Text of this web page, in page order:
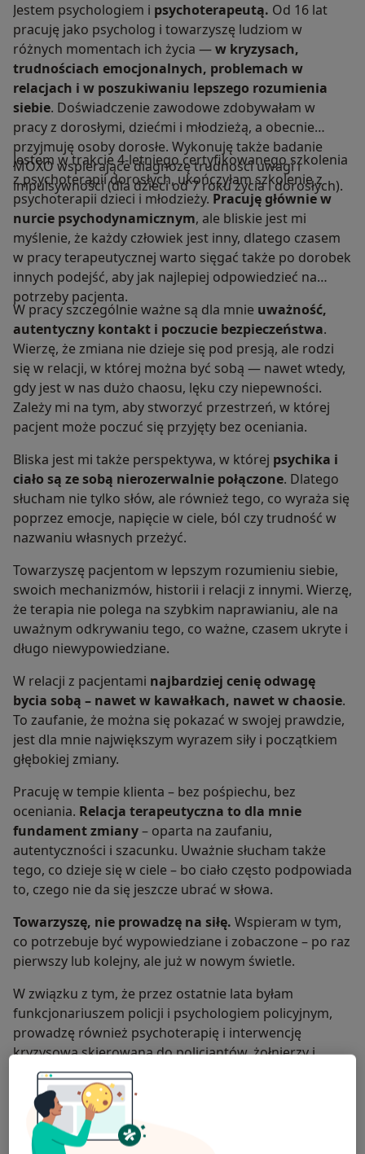
Jestem psychologiem i psychoterapeutą. Od 16 lat
pracuję jako psycholog i towarzyszę ludziom w
różnych momentach ich życia —w kryzysach,
trudnościach emocjonalnych, problemach w
relacjach i w poszukiwaniu lepszego rozumienia
siebie. Doświadczenie zawodowe zdobywałam w
pracy z dorosłymi, dziećmi i młodzieżą, a obecnie
przyjmuję osoby dorosłe. Wykonuję także badanie
MOXO wspierające diagnozę trudności uwagi i
impulsywności (dla dzieci od 7 roku życia i dorosłych).
Jestem w trakcie 4-letniego certyfikowanego szkolenia
z psychoterapii dorosłych, ukończyłam szkolenie z
psychoterapii dzieci i młodzieży. Pracuję głównie w
nurcie psychodynamicznym, ale bliskie jest mi
myślenie, że każdy człowiek jest inny, dlatego czasem
w pracy terapeutycznej warto sięgać także po dorobek
innych podejść, aby jak najlepiej odpowiedzieć na
potrzeby pacjenta.
W pracy szczególnie ważne są dla mnie uważność,
autentyczny kontakt i poczucie bezpieczeństwa.
Wierzę, że zmiana nie dzieje się pod presją, ale rodzi
się w relacji, w której można być sobą — nawet wtedy,
gdy jest w nas dużo chaosu, lęku czy niepewności.
Zależy mi na tym, aby stworzyć przestrzeń, w której
pacjent może poczuć się przyjęty bez oceniania.
Bliska jest mi także perspektywa, w której psychika i
ciało są ze sobą nierozerwalnie połączone. Dlatego
słucham nie tylko słów, ale również tego, co wyraża się
poprzez emocje, napięcie w ciele, ból czy trudność w
nazwaniu własnych przeżyć.
Towarzyszę pacjentom w lepszym rozumieniu siebie,
swoich mechanizmów, historii i relacji z innymi. Wierzę,
że terapia nie polega na szybkim naprawianiu, ale na
uważnym odkrywaniu tego, co ważne, czasem ukryte i
długo niewypowiedziane.
W relacji z pacjentami najbardziej cenię odwagę
bycia sobą – nawet w kawałkach, nawet w chaosie.
To zaufanie, że można się pokazać w swojej prawdzie,
jest dla mnie największym wyrazem siły i początkiem
głębokiej zmiany.
Pracuję w tempie klienta – bez pośpiechu, bez
oceniania. Relacja terapeutyczna to dla mnie
fundament zmiany– oparta na zaufaniu,
autentyczności i szacunku. Uważnie słucham także
tego, co dzieje się w ciele – bo ciało często podpowiada
to, czego nie da się jeszcze ubrać w słowa.
Towarzyszę, nie prowadzę na siłę. Wspieram w tym,
co potrzebuje być wypowiedziane i zobaczone – po raz
pierwszy lub kolejny, ale już w nowym świetle.
W związku z tym, że przez ostatnie lata byłam
funkcjonariuszem policji i psychologiem policyjnym,
prowadzę również psychoterapię i interwencję
kryzysową skierowaną do policjantów, żołnierzy i
pracowników innych służb mundurowych, a także dla
ich rodzin. Bliskie są mi realia służby i problemy z
jakimi borykają się osoby pracujące w takich
strukturach.
więcej O mnie